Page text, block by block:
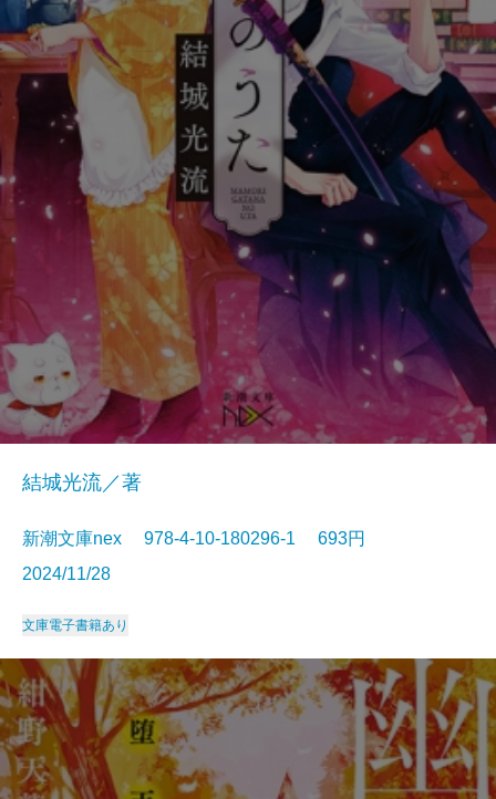
結城光流／著
新潮文庫nex 978-4-10-180296-1 693円
2024/11/28
文庫電子書籍あり